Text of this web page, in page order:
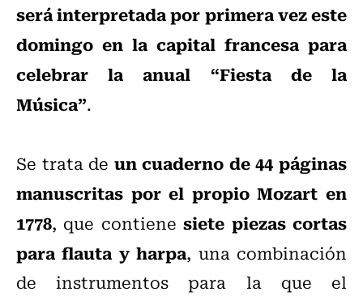
será interpretada por primera vez este
domingo en la capital francesa para
celebrar la anual “Fiesta de la
Música”.
Se trata de un cuaderno de 44 páginas
manuscritas por el propio Mozart en
1778, que contienesiete piezas cortas
para flauta y harpa, una combinación
de instrumentos para la que el